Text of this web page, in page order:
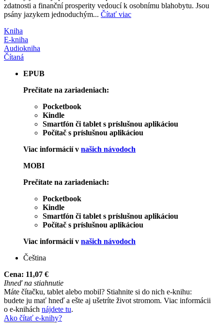
zdatnosti a finanční prosperity vedoucí k osobnímu blahobytu. Jsou
psány jazykem jednoduchým... Čítať viac
Kniha
E-kniha
Audiokniha
Čítaná
EPUB
Prečítate na zariadeniach:
Pocketbook
Kindle
Smartfón či tablet s príslušnou aplikáciou
Počítač s príslušnou aplikáciou
Viac informácií v našich návodoch
MOBI
Prečítate na zariadeniach:
Pocketbook
Kindle
Smartfón či tablet s príslušnou aplikáciou
Počítač s príslušnou aplikáciou
Viac informácií v našich návodoch
Čeština
Cena: 11,07 €
Ihneď na stiahnutie
Máte čítačku, tablet alebo mobil? Stiahnite si do nich e-knihu:
budete ju mať hneď a ešte aj ušetríte život stromom. Viac informácii
o e-knihách nájdete tu.
Ako čítať e-knihy?